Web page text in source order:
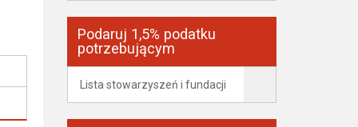
Podaruj 1,5% podatku
potrzebującym
Lista stowarzyszeń i fundacji